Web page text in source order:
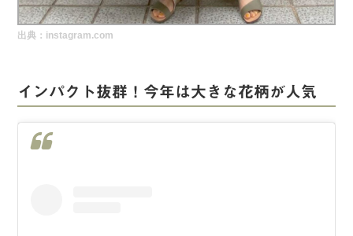
海外SHOP LIST
出典：instagram.com
インパクト抜群！今年は大きな花柄が人気